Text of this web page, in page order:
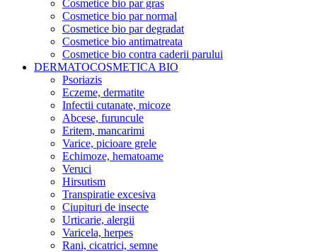
Cosmetice bio par gras
Cosmetice bio par normal
Cosmetice bio par degradat
Cosmetice bio antimatreata
Cosmetice bio contra caderii parului
DERMATOCOSMETICA BIO
Psoriazis
Eczeme, dermatite
Infectii cutanate, micoze
Abcese, furuncule
Eritem, mancarimi
Varice, picioare grele
Echimoze, hematoame
Veruci
Hirsutism
Transpiratie excesiva
Ciupituri de insecte
Urticarie, alergii
Varicela, herpes
Rani, cicatrici, semne